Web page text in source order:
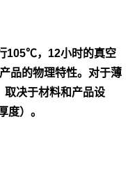
105℃，12小时的真空
品的物理特性。对于薄
取决于材料和产品设
度）。